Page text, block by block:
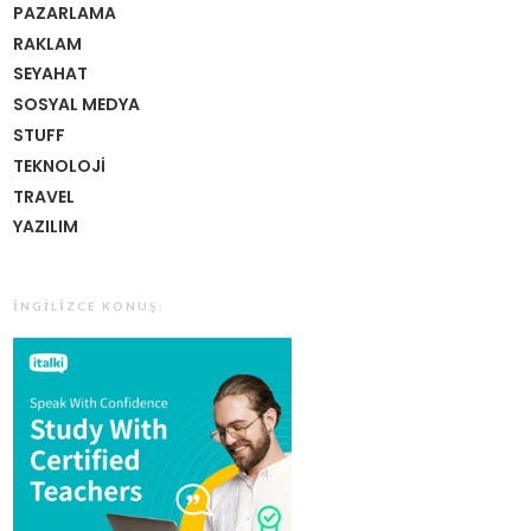
PAZARLAMA
RAKLAM
SEYAHAT
SOSYAL MEDYA
STUFF
TEKNOLOJI
TRAVEL
YAZILIM
İNGILIZCE KONUŞ: